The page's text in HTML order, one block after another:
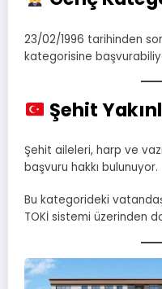
23/02/1996 tarihinden
kategorisine
Şehit
Şehit aileleri, harp ve
başvuru hakkı bulunuyor.
Bu kategorideki
TOKİ sistemi üzerinden